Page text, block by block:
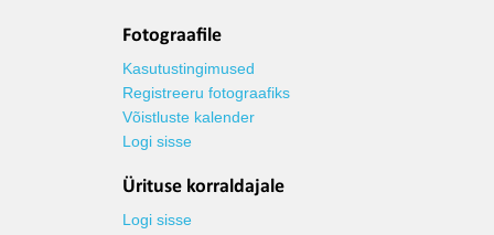
Fotograafile
Kasutustingimused
Registreeru fotograafiks
Võistluste kalender
Logi sisse
Ürituse korraldajale
Logi sisse